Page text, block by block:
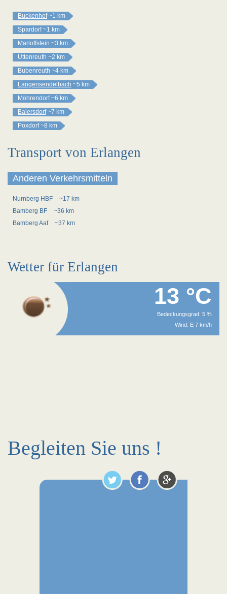
Buckenhof ~1 km
Spardorf ~1 km
Marloffstein ~3 km
Uttenreuth ~2 km
Bubenreuth ~4 km
Langensendelbach ~5 km
Möhrendorf ~6 km
Baiersdorf ~7 km
Poxdorf ~8 km
Transport von Erlangen
Anderen Verkehrsmitteln
Nurnberg HBF
~17 km
Bamberg BF
~36 km
Bamberg Aaf
~37 km
Wetter für Erlangen
13 °C
Bedeckungsgrad: 5 %
Wind: E 7 km/h
Begleiten Sie uns !